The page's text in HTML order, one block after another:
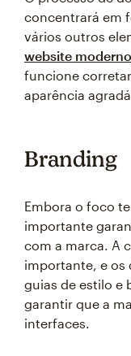
concentrará em
vários outros
website moderno
funcione
aparência
Branding
Embora o foco
importante
com a marca. A
importante, e os
guias de estilo e
garantir que a
interfaces.